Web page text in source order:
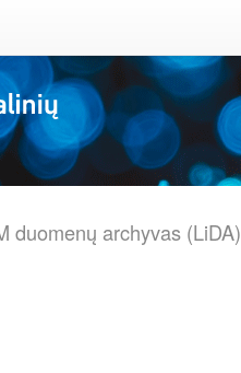
duomenų archyvas (LiDA)